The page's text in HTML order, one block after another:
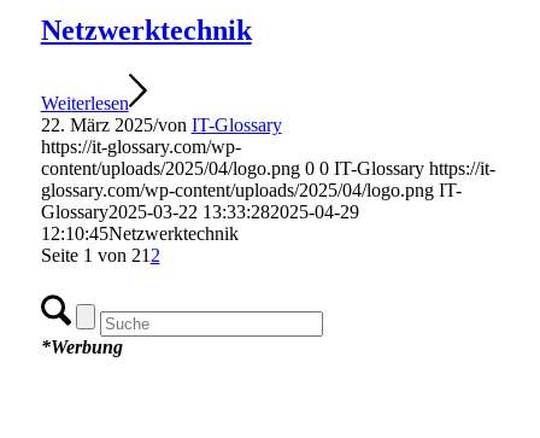
Netzwerktechnik
Weiterlesen
22. März 2025/von IT-Glossary
https://it-glossary.com/wp-
content/uploads/2025/04/logo.png 0 0 IT-Glossary https://it-
glossary.com/wp-content/uploads/2025/04/logo.png IT-
Glossary2025-03-22 13:33:282025-04-29
12:10:45Netzwerktechnik
Seite 1 von 21 2
*Werbung